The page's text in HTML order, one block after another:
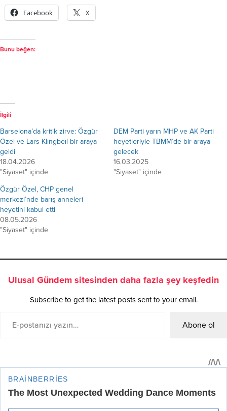
Facebook X
Bunu beğen:
İlgili
Barselona’da kritik zirve: Özgür
Özel ve Lars Klıngbeıl bir araya
geldi
18.04.2026
"Siyaset" içinde
DEM Parti yarın MHP ve AK Parti
heyetleriyle TBMM’de bir araya
gelecek
16.03.2025
"Siyaset" içinde
Özgür Özel, CHP genel
merkezi’nde barış anneleri
heyetini kabul etti
08.05.2026
"Siyaset" içinde
Ulusal Gündem sitesinden daha fazla şey keşfedin
Subscribe to get the latest posts sent to your email.
Abone ol